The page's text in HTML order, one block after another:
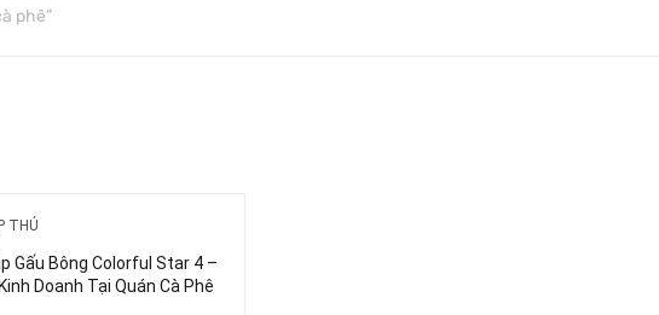
phê”
THÚ
Gấu Bông Colorful Star 4 –
Doanh Tại Quán Cà Phê